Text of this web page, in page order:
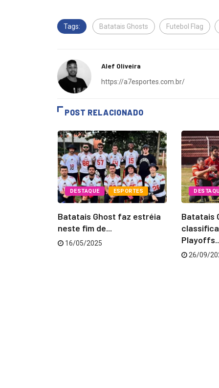
Tags: Batatais Ghosts Futebol Flag
Alef Oliveira
https://a7esportes.com.br/
POST RELACIONADO
DESTAQUE ESPORTES
Batatais Ghost faz estréia
neste fim de...
16/05/2025
Batatais
26/09/